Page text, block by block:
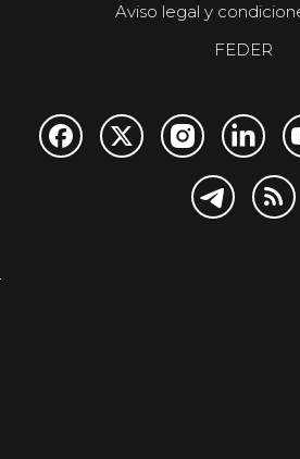
Aviso legal y
FEDER